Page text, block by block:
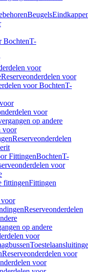
Beugels
BochtenT-
voor
Reserveonderdelen voor
voor BochtenT-
voor
op andere
voor
Reserveonderdelen
FittingenBochtenT-
voor
fittingenFittingen
voor
Reserveonderdelen
op andere
voor
Reserveonderdelen voor
voor